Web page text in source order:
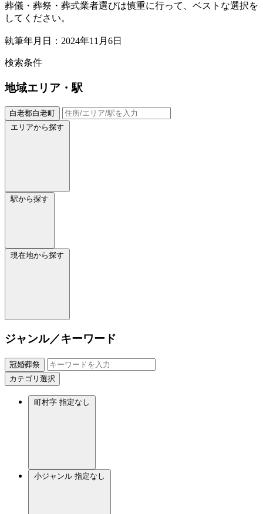
葬儀・葬祭・葬式業者選びは慎重に行って、ベストな選択を
してください。
執筆年月日：2024年11月6日
検索条件
地域エリア・駅
白老郡白老町
エリアから探す
駅から探す
現在地から探す
ジャンル／キーワード
冠婚葬祭
カテゴリ選択
町村字 指定なし
小ジャンル 指定なし